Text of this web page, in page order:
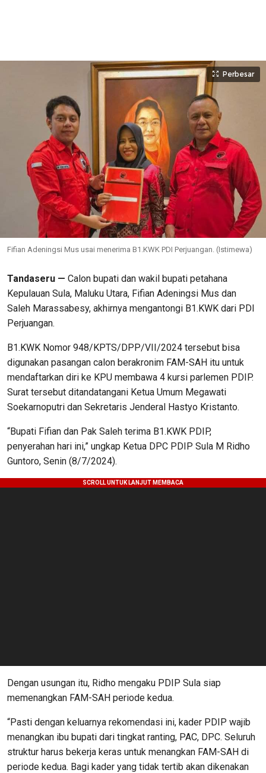
Perbesar
Fifian Adeningsi Mus usai menerima B1.KWK PDI Perjuangan. (Istimewa)
Tandaseru — Calon bupati dan wakil bupati petahana
Kepulauan Sula, Maluku Utara, Fifian Adeningsi Mus dan
Saleh Marassabesy, akhirnya mengantongi B1.KWK dari PDI
Perjuangan.
B1.KWK Nomor 948/KPTS/DPP/VII/2024 tersebut bisa
digunakan pasangan calon berakronim FAM-SAH itu untuk
mendaftarkan diri ke KPU membawa 4 kursi parlemen PDIP.
Surat tersebut ditandatangani Ketua Umum Megawati
Soekarnoputri dan Sekretaris Jenderal Hastyo Kristanto.
“Bupati Fifian dan Pak Saleh terima B1.KWK PDIP,
penyerahan hari ini,” ungkap Ketua DPC PDIP Sula M Ridho
Guntoro, Senin (8/7/2024).
Dengan usungan itu, Ridho mengaku PDIP Sula siap
memenangkan FAM-SAH periode kedua.
“Pasti dengan keluarnya rekomendasi ini, kader PDIP wajib
menangkan ibu bupati dari tingkat ranting, PAC, DPC. Seluruh
struktur harus bekerja keras untuk menangkan FAM-SAH di
periode kedua. Bagi kader yang tidak tertib akan dikenakan